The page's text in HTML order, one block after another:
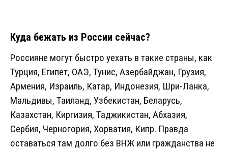
Куда бежать из России сейчас?
Россияне могут быстро уехать в такие страны, как
Турция, Египет, ОАЭ, Тунис, Азербайджан, Грузия,
Армения, Израиль, Катар, Индонезия, Шри-Ланка,
Мальдивы, Таиланд, Узбекистан, Беларусь,
Казахстан, Киргизия, Таджикистан, Абхазия,
Сербия, Черногория, Хорватия, Кипр. Правда
оставаться там долго без ВНЖ или гражданства не